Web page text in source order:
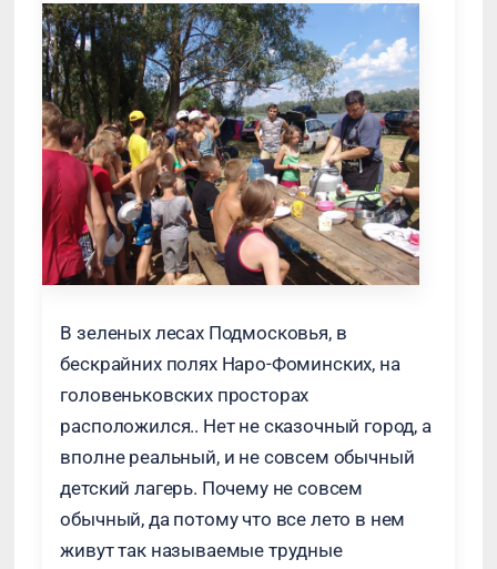
В зеленых лесах Подмосковья, в
бескрайних полях Наро-Фоминских, на
головеньковских просторах
расположился.. Нет не сказочный город, а
вполне реальный, и не совсем обычный
детский лагерь. Почему не совсем
обычный, да потому что все лето в нем
живут так называемые трудные